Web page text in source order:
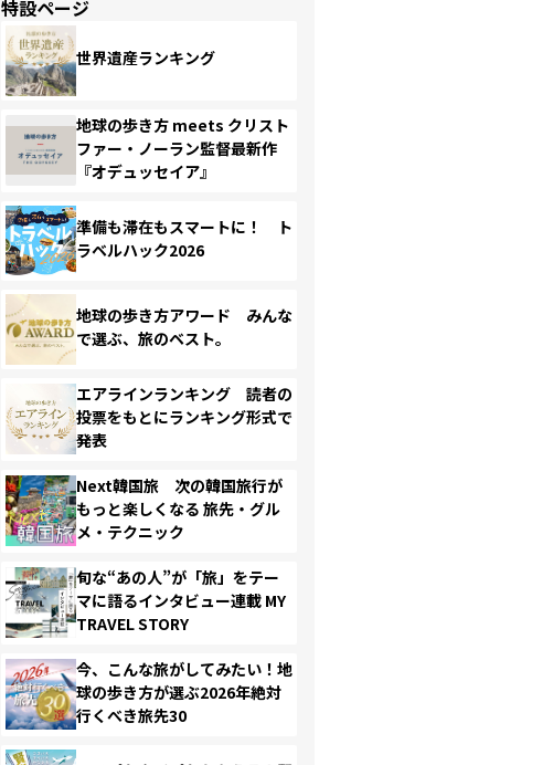
特設ページ
世界遺産ランキング
地球の歩き方 meets クリスト
ファー・ノーラン監督最新作
『オデュッセイア』
準備も滞在もスマートに！ ト
ラベルハック2026
地球の歩き方アワード みんな
で選ぶ、旅のベスト。
エアラインランキング 読者の
投票をもとにランキング形式で
発表
Next韓国旅 次の韓国旅行が
もっと楽しくなる 旅先・グル
メ・テクニック
旬な“あの人”が「旅」をテー
マに語るインタビュー連載 MY
TRAVEL STORY
今、こんな旅がしてみたい！地
球の歩き方が選ぶ2026年絶対
行くべき旅先30